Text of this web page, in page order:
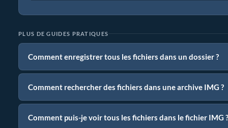
PLUS DE GUIDES PRATIQUES
Comment enregistrer tous les fichiers dans un dossier ?
Comment rechercher des fichiers dans une archive IMG ?
Comment puis-je voir tous les fichiers dans le fichier IMG ?